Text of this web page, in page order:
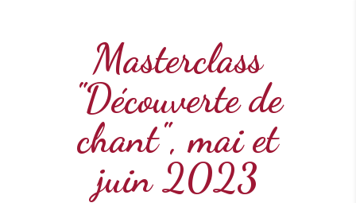
Masterclass
"Découverte de
chant", mai et
juin 2023